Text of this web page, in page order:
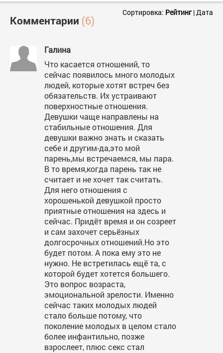
Комментарии (6)
Сортировка: Рейтинг| Дата
Галина
Что касается отношений, то
сейчас появилось много молодых
людей, которые хотят встреч без
обязательств. Их устраивают
поверхностные отношения.
Девушки чаще направлены на
стабильные отношения. Для
девушки важно знать и сказать
себе и другим-да,это мой
парень,мы встречаемся, мы пара.
В то время,когда парень так не
считает и не хочет так считать.
Для него отношения с
хорошенькой девушкой просто
приятные отношения на здесь и
сейчас. Придёт время и он созреет
и сам захочет серьёзных
долгосрочных отношений.Но это
будет потом. А пока ему это не
нужно. Не встретилась ещё та, с
которой будет хотется большего.
Это вопрос возраста,
эмоциональной зрелости. Именно
сейчас таких молодых людей
стало больше потому, что
поколение молодых в целом стало
более инфантильно, позже
взрослеет, плюс секс стал